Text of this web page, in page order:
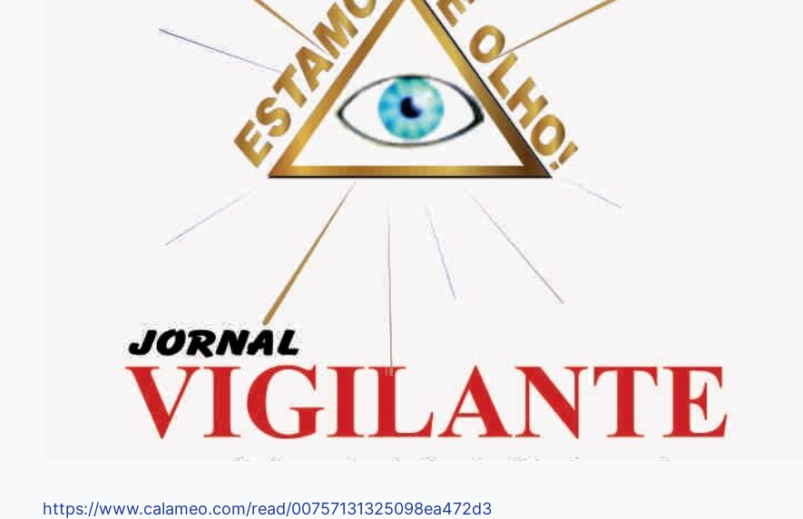
https://www.calameo.com/read/00757131325098ea472d3